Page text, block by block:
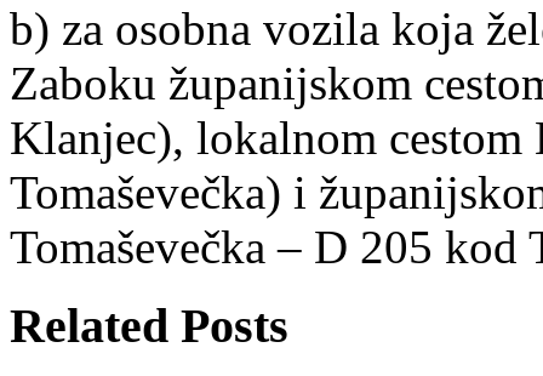
b) za osobna vozila koja
Zaboku županijskom
Klanjec), lokalnom
Tomaševečka) i
Tomaševečka – D 205
Related Posts